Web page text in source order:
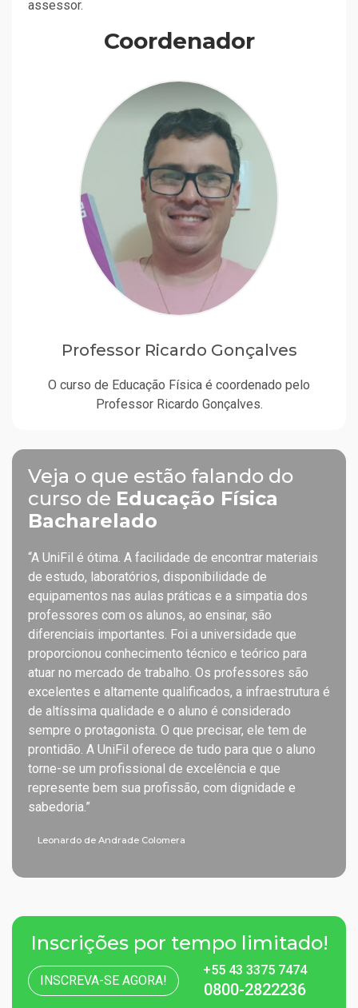
assessor.
Coordenador
Professor Ricardo Gonçalves
O curso de Educação Física é coordenado pelo
Professor Ricardo Gonçalves.
Veja o que estão falando do
curso de Educação Física
Bacharelado
“A UniFil é ótima. A facilidade de encontrar materiais
de estudo, laboratórios, disponibilidade de
equipamentos nas aulas práticas e a simpatia dos
professores com os alunos, ao ensinar, são
diferenciais importantes. Foi a universidade que
proporcionou conhecimento técnico e teórico para
atuar no mercado de trabalho. Os professores são
excelentes e altamente qualificados, a infraestrutura é
de altíssima qualidade e o aluno é considerado
sempre o protagonista. O que precisar, ele tem de
prontidão. A UniFil oferece de tudo para que o aluno
torne-se um profissional de excelência e que
represente bem sua profissão, com dignidade e
sabedoria.”
Leonardo de Andrade Colomera
Inscrições por tempo limitado!
INSCREVA-SE AGORA!
+55 43 3375 7474
0800-2822236